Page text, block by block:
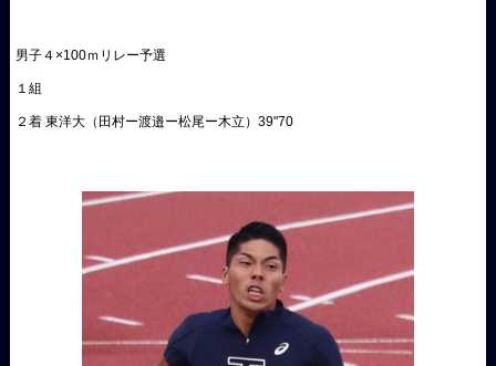
男子４×100ｍリレー予選
１組
２着 東洋大（田村ー渡邉ー松尾ー木立）39"70